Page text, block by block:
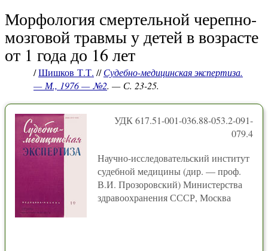
Морфология смертельной черепно-
мозговой травмы у детей в возрасте
от 1 года до 16 лет
/Шишков Т.Т. //Судебно-медицинская экспертиза.
— М., 1976 — №2. — С. 23-25.
УДК 617.51-001-036.88-053.2-091-
079.4
Научно-исследовательский институт
судебной медицины (дир. — проф.
В.И. Прозоровский) Министерства
здравоохранения СССР, Москва